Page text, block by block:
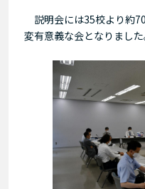
説明会には35校より約
変有意義な会となりました